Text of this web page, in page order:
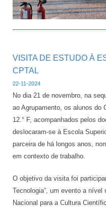
VISITA DE ESTUDO À
CPTAL
22-11-2024
No dia 21 de novembro, na
ao Agrupamento, os alunos do
12.° F, acompanhados pelos
deslocaram-se à Escola
parceira de há longos anos,
em contexto de trabalho.
O objetivo da visita foi
Tecnologia”, um evento a
Nacional para a Cultura